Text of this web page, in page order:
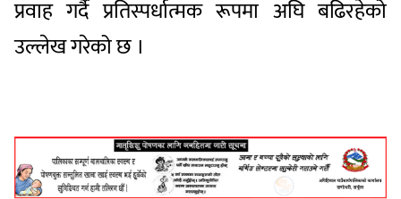
प्रवाह गर्दै प्रतिस्पर्धात्मक रूपमा अघि बढिरहेको
उल्लेख गरेको छ ।